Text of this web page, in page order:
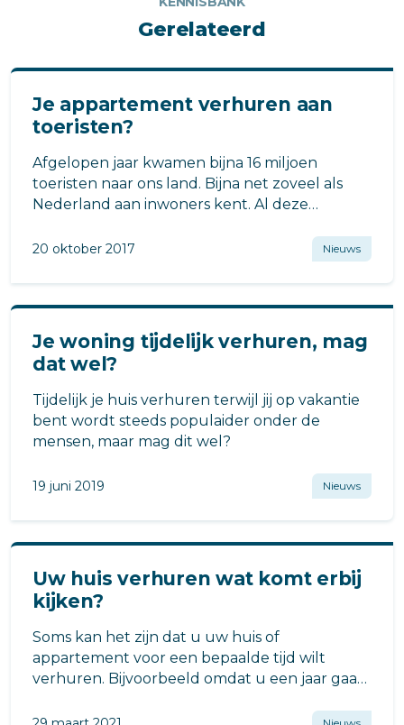
Gerelateerd
Je appartement verhuren aan
toeristen?
Afgelopen jaar kwamen bijna 16 miljoen
toeristen naar ons land. Bijna net zoveel als
Nederland aan inwoners kent. Al deze
20 oktober 2017 Nieuws
Je woning tijdelijk verhuren, mag
dat wel?
Tijdelijk je huis verhuren terwijl jij op vakantie
bent wordt steeds populaider onder de
mensen, maar mag dit wel?
19 juni 2019 Nieuws
Uw huis verhuren wat komt erbij
kijken?
Soms kan het zijn dat u uw huis of
appartement voor een bepaalde tijd wilt
verhuren. Bijvoorbeeld omdat u een jaar gaat
wereldreis gaat maken.